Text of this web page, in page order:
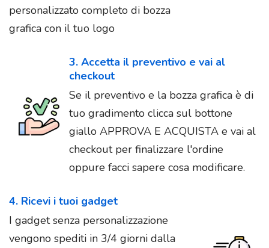
personalizzato completo di bozza
grafica con il tuo logo
3. Accetta il preventivo e vai al
checkout
Se il preventivo e la bozza grafica è di
tuo gradimento clicca sul bottone
giallo APPROVA E ACQUISTA e vai al
checkout per finalizzare l'ordine
oppure facci sapere cosa modificare.
4. Ricevi i tuoi gadget
I gadget senza personalizzazione
vengono spediti in 3/4 giorni dalla